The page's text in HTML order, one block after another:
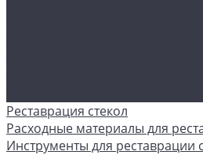
Реставрация стекол
Расходные материалы для
Инструменты для реставрации